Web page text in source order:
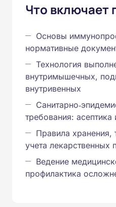
Что включает
Основы
нормативные
Технология
внутримышечных,
внутривенных
требования: асептика
Правила хранения,
учета лекарственных
Ведение
профилактика